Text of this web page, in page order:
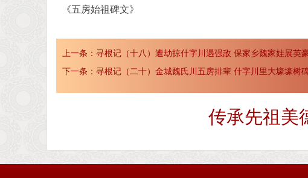
《五房始祖碑文》
上一条： 寻根记（十八）遭劫掠什字川遇强敌 保家乡魏家娃展英
下一条： 寻根记（二十）金城魏氏川五房排辈 什字川里大壕壕树
传承先祖